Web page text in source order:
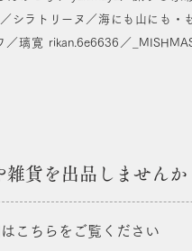
シラトリーヌ／海にも山にも・
璃寛 rikan.6e6636／
貨を出品しませんか
こちらをご覧ください